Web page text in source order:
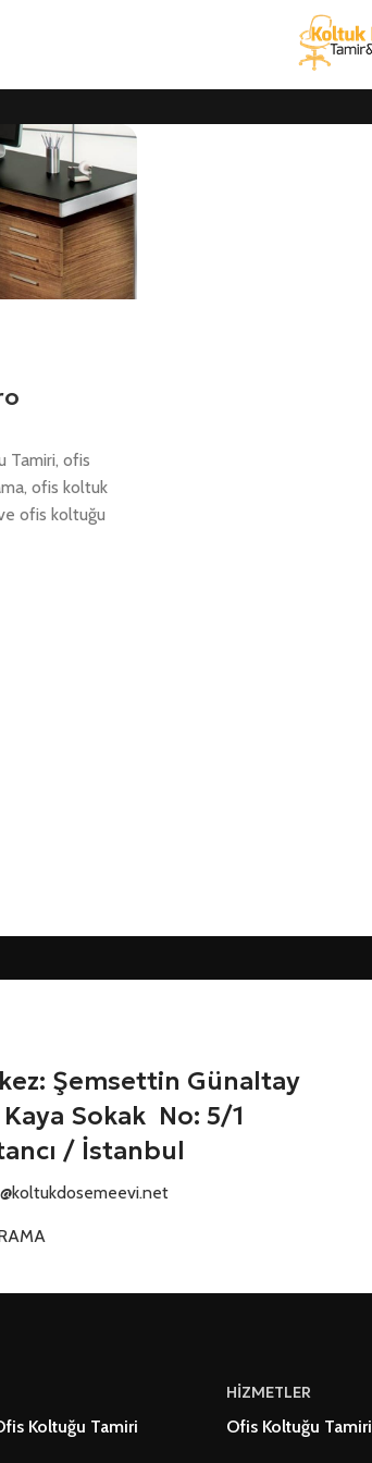
Tamiri, ofis
ofis koltuk
ofis koltuğu
Şemsettin Günaltay
Sokak No: 5/1
/ İstanbul
Koltuğu Tamiri
HİZMETLER
Ofis Koltuğu Tamiri